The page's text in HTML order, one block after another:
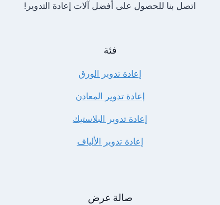
اتصل بنا للحصول على أفضل آلات إعادة التدوير!
فئة
إعادة تدوير الورق
إعادة تدوير المعادن
إعادة تدوير البلاستيك
إعادة تدوير الألياف
صالة عرض